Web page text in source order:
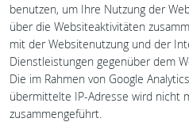
benutzen, um Ihre Nutzung der
über die Websiteaktivitäten
mit der Websitenutzung und der
Dienstleistungen gegenüber dem
Die im Rahmen von Google
übermittelte IP-Adresse wird nicht
zusammengeführt.